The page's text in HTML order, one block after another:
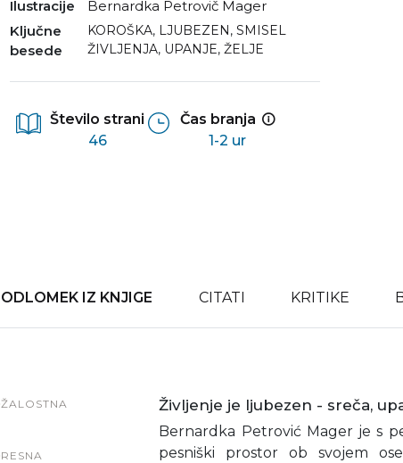
Ilustracije
Bernardka Petrovič Mager
Ključne
besede
KOROŠKA, LJUBEZEN, SMISEL
ŽIVLJENJA, UPANJE, ŽELJE
Število strani
46
Čas branja
1-2 ur
ODLOMEK IZ KNJIGE CITATI KRITIKE
ŽALOSTNA
RESNA
Življenje je ljubezen - sreča,
Bernardka Petrović Mager je s
pesniški prostor ob svojem